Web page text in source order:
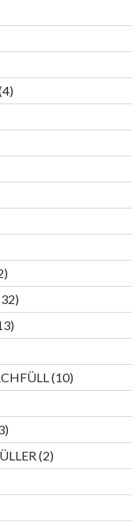
44
Produkte
22
Produkte
3232
Produkte
13
Produkte
1010
Produkte
83
Produkte
22
Produkte